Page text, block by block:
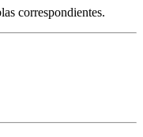
correspondientes.